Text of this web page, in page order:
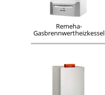
Remeha-
Gasbrennwertheizkessel